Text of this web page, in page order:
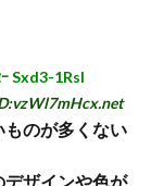
Sxd3-1Rsl
のが多くない
ザインや色が